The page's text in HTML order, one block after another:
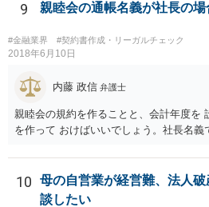
く。）であることその他の内閣府令で定
9 親睦会の通帳名義が社長の場
#金融業界 #契約書作成・リーガルチェック
2018年6月10日
内藤 政信 弁護士
親睦会の規約を作ることと、会計年度を
を作って おけばいいでしょう。社長名義
10
母の自営業が経営難、法人
談したい